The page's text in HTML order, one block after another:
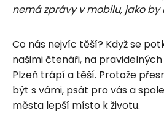
nemá zprávy v mobilu, jako by
Co nás nejvíc těší? Když se
našimi čtenáři, na
Plzeň trápí a těší. Protože
být s vámi, psát pro vás a
města lepší místo k životu.